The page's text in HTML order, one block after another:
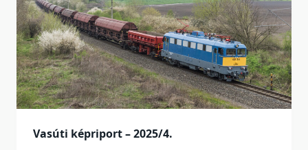
Vasúti képriport – 2025/4.